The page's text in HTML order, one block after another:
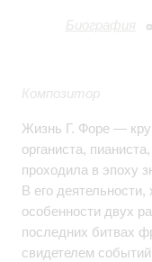
Биография
Композитор
Жизнь Г. Форе —
органиста,
проходила в эпоху
В его
особенности двух
последних битвах
свидетелем